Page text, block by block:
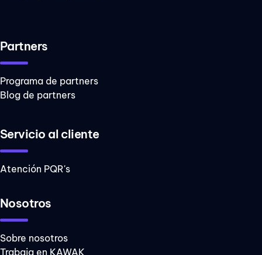
Partners
Programa de partners
Blog de partners
Servicio al cliente
Atención PQR's
Nosotros
Sobre nosotros
Trabaja en KAWAK